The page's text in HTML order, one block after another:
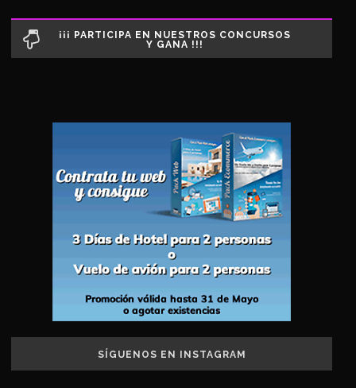
¡¡¡ PARTICIPA EN NUESTROS CONCURSOS
Y GANA !!!
SÍGUENOS EN INSTAGRAM